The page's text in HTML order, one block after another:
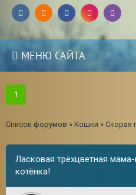
МЕНЮ САЙТА
1
Список форумов » Кошки » Скорая
Ласковая трёхцветная
котёнка!